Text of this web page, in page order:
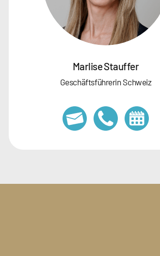
Marlise Stauffer
Geschäftsführerin Schweiz